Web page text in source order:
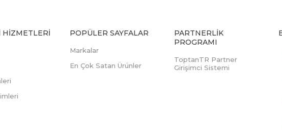
HIZMETLERI POPÜLER SAYFALAR
Markalar
En Çok Satan Ürünler
PARTNERLIK
PROGRAMI
ToptanTR Partner
Girişimci Sistemi